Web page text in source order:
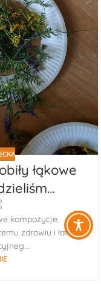
łąkowe
kompozycje.
zdrowiu i łatwo